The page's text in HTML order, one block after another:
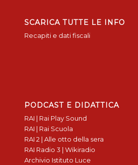
SCARICA TUTTE LE INFO
Recapiti e dati fiscali
PODCAST E DIDATTICA
RAI | Rai Play Sound
RAI | Rai Scuola
RAI 2 | Alle otto della sera
RAI Radio 3 | Wikiradio
Archivio Istituto Luce